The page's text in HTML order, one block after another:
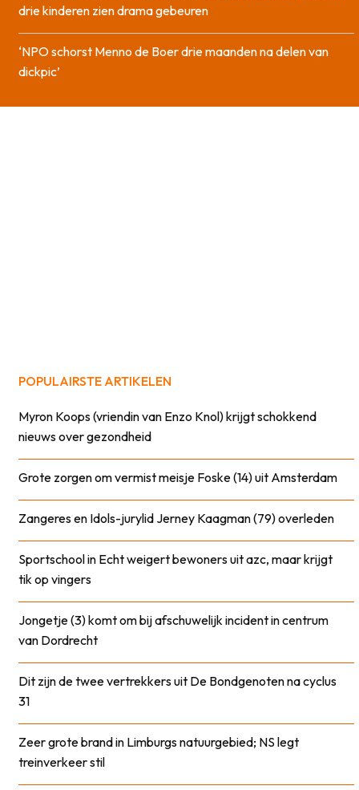
drie kinderen zien drama gebeuren
‘NPO schorst Menno de Boer drie maanden na delen van
dickpic’
POPULAIRSTE ARTIKELEN
Myron Koops (vriendin van Enzo Knol) krijgt schokkend
nieuws over gezondheid
Grote zorgen om vermist meisje Foske (14) uit Amsterdam
Zangeres en Idols-jurylid Jerney Kaagman (79) overleden
Sportschool in Echt weigert bewoners uit azc, maar krijgt
tik op vingers
Jongetje (3) komt om bij afschuwelijk incident in centrum
van Dordrecht
Dit zijn de twee vertrekkers uit De Bondgenoten na cyclus
31
Zeer grote brand in Limburgs natuurgebied; NS legt
treinverkeer stil